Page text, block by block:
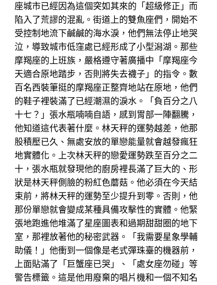
座城市已經因為這個突如其來的「超級修正」而
陷入了荒謬的混亂。街道上的雙魚座們，開始不
受控制地流下鹹鹹的海水淚，他們無法停止地哭
泣，導致城市低窪處已經形成了小型潟湖。那些
摩羯座的上班族，嚴格遵守著廣播中「摩羯座今
天適合原地踏步，否則將失去襪子」的指令。數
百名西裝筆挺的摩羯座正整齊地站在原地，他們
的鞋子裡裝滿了已經潮濕的淚水。「負百分之八
十七？」張水瓶喃喃自語，感到胃部一陣翻騰，
他知道這代表著什麼。林天秤的運勢越差，他那
股積壓已久、無處安放的單戀能量就會越發瘋狂
地實體化。上次林天秤的戀愛運勢跌至百分之二
十，張水瓶就發現他的廚房裡長滿了巨大的、形
狀是林天秤側臉的粉紅色蘑菇。他必須在今天結
束前，將林天秤的運勢至少提升到零。否則，他
那份單戀就會變成某種具備攻擊性的實體。他緊
張地跑進他堆滿了星座圖表和過期甜甜圈的地下
室，那裡放著他的秘密武器。「我需要星象學輔
助儀！」他衝到一個像是老式彈珠臺的機器前，
上面貼滿了「巨蟹座已哭」、「處女座勿碰」等
警告標籤。這是他用廢棄的唱片機和一個不知名